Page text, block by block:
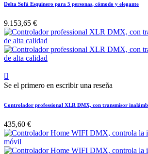
Delta Sofá Esquinero para 5 personas, cómodo y elegante
9.153,65 €

Se el primero en escribir una reseña
Controlador professional XLR DMX, con transmisor
435,60 €